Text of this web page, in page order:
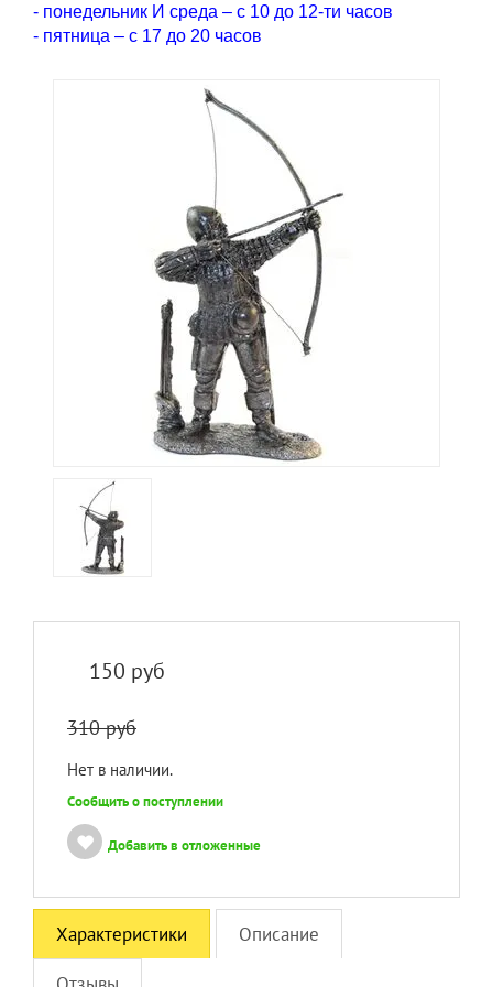
- понедельник И среда – с 10 до 12-ти часов
- пятница – с 17 до 20 часов
150 руб
310 руб
Нет в наличии.
Сообщить о поступлении
Добавить в отложенные
Характеристики Описание